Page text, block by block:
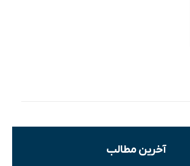
آخرین مطالب